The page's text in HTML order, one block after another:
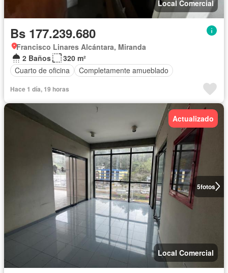
Local Comercial
Bs 177.239.680
Francisco Linares Alcántara, Miranda
2 Baños
320 m²
Cuarto de oficina
Completamente amueblado
Hace 1 día, 19 horas
5fotos
Actualizado
Local Comercial